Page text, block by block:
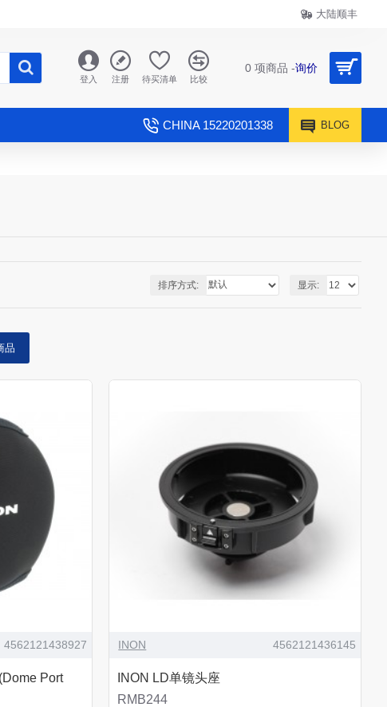
大陆顺丰
登入 注册 待买清单 比较
0 项商品 -询价
CHINA 15220201338 BLOG
排序方式: 显示:
品
4562121438927
Port
INON 4562121436145
INON LD单镜头座
RMB244